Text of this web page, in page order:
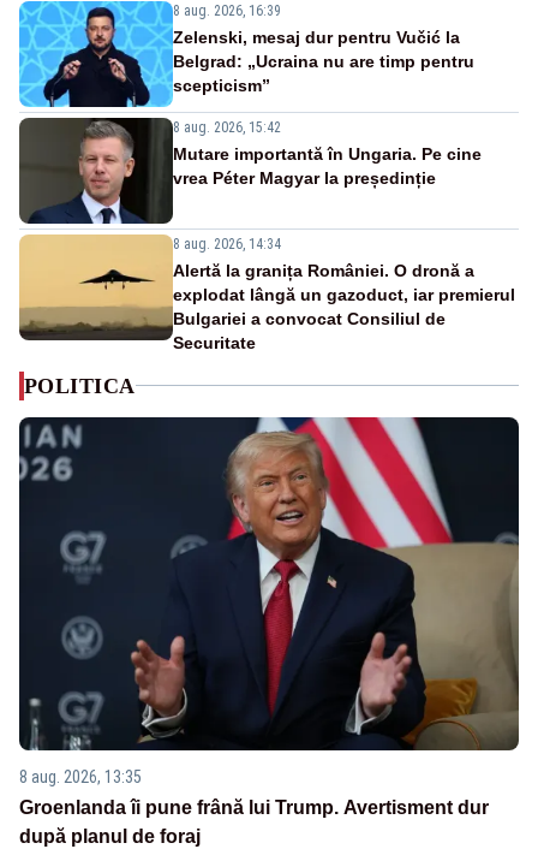
8 aug. 2026, 16:39
Zelenski, mesaj dur pentru Vučić la
Belgrad: „Ucraina nu are timp pentru
scepticism”
8 aug. 2026, 15:42
Mutare importantă în Ungaria. Pe cine
vrea Péter Magyar la președinție
8 aug. 2026, 14:34
Alertă la granița României. O dronă a
explodat lângă un gazoduct, iar premierul
Bulgariei a convocat Consiliul de
Securitate
POLITICA
8 aug. 2026, 13:35
Groenlanda îi pune frână lui Trump. Avertisment dur
după planul de foraj